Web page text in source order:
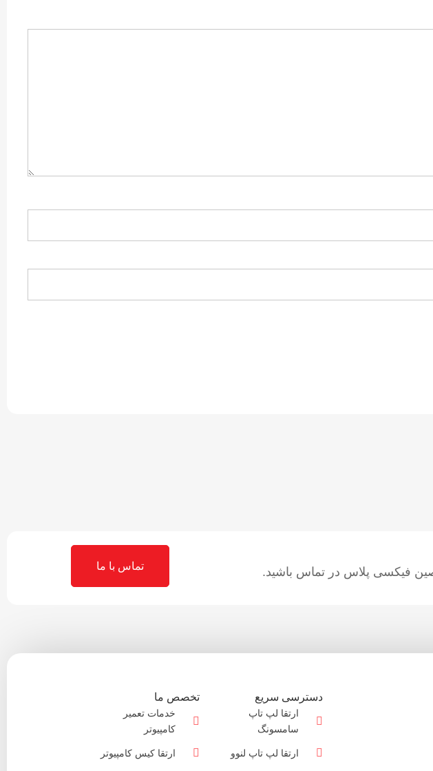
فیکسی پلاس در تماس باشید.
تماس با ما
دسترسی سریع
ارتقا لپ تاپ
سامسونگ
ارتقا لپ تاپ لنوو
تخصص ما
خدمات تعمیر
کامپیوتر
ارتقا کیس کامپیوتر